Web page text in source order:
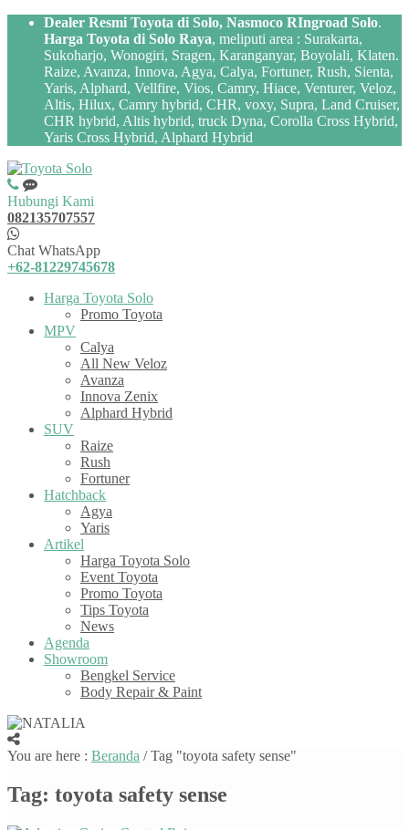
Dealer Resmi Toyota di Solo, Nasmoco RIngroad Solo.
Harga Toyota di Solo Raya, meliputi area : Surakarta,
Sukoharjo, Wonogiri, Sragen, Karanganyar, Boyolali, Klaten.
Raize, Avanza, Innova, Agya, Calya, Fortuner, Rush, Sienta,
Yaris, Alphard, Vellfire, Vios, Camry, Hiace, Venturer, Veloz,
Altis, Hilux, Camry hybrid, CHR, voxy, Supra, Land Cruiser,
CHR hybrid, Altis hybrid, truck Dyna, Corolla Cross Hybrid,
Yaris Cross Hybrid, Alphard Hybrid
Hubungi Kami
082135707557
Chat WhatsApp
+62-81229745678
Harga Toyota Solo
Promo Toyota
MPV
Calya
All New Veloz
Avanza
Innova Zenix
Alphard Hybrid
SUV
Raize
Rush
Fortuner
Hatchback
Agya
Yaris
Artikel
Harga Toyota Solo
Event Toyota
Promo Toyota
Tips Toyota
News
Agenda
Showroom
Bengkel Service
Body Repair & Paint
You are here : Beranda /Tag "toyota safety sense"
Tag: toyota safety sense